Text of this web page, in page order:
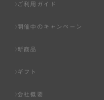
ご利用ガイド
開催中のキャンペーン
新商品
ギフト
会社概要